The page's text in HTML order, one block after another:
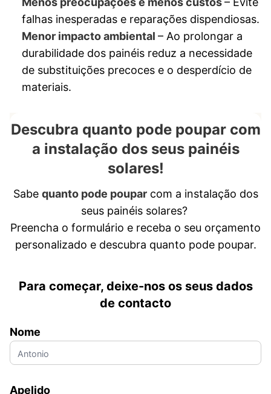
falhas inesperadas e reparações dispendiosas.
Menor impacto ambiental – Ao prolongar a
durabilidade dos painéis reduz a necessidade
de substituições precoces e o desperdício de
materiais.
Descubra quanto pode poupar com
a instalação dos seus painéis
solares!
Sabe quanto pode pouparcom a instalação dos
seus painéis solares?
Preencha o formulário e receba o seu orçamento
personalizado e descubra quanto pode poupar.
Para começar, deixe-nos os seus dados
de contacto
Nome
Apelido